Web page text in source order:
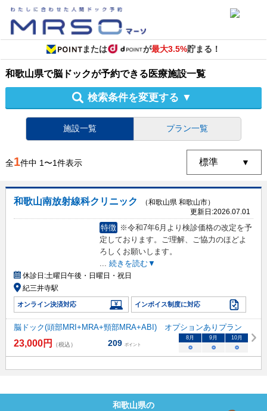
または が最大3.5%貯まる！
和歌山県で脳ドックが予約できる医療施設一覧
検索条件を変更する ▼
施設一覧 プラン一覧
全1件中 1〜1件表示
和歌山南放射線科クリニック
（和歌山県 和歌山市）
更新日:2026.07.01
特徴 ※令和7年6月より検診価格の改定を予
定しております。ご理解、ご協力のほどよ
ろしくお願いします。
... 続きを読む▼
休診日:土曜日午後・日曜日・祝日
紀三井寺駅
オンライン決済対応 インボイス制度に対応
脳ドック(頭部MRI+MRA+頸部MRA+ABI) オプションありプラン
23,000円 （税込） 209 ポイント
8月 9月 10月
○ ○ ○
和歌山県の